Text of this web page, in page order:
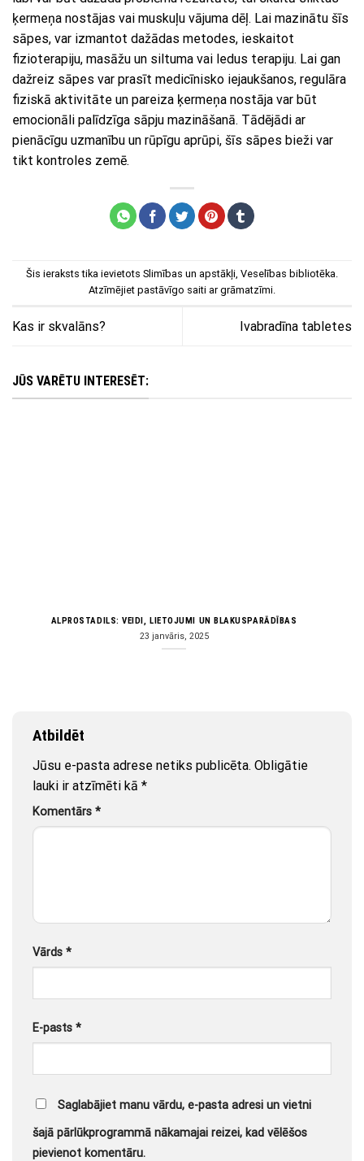
ķermeņa nostājas vai muskuļu vājuma dēļ. Lai mazinātu šīs
sāpes, var izmantot dažādas metodes, ieskaitot
fizioterapiju, masāžu un siltuma vai ledus terapiju. Lai gan
dažreiz sāpes var prasīt medicīnisko iejaukšanos, regulāra
fiziskā aktivitāte un pareiza ķermeņa nostāja var būt
emocionāli palīdzīga sāpju mazināšanā. Tādējādi ar
pienācīgu uzmanību un rūpīgu aprūpi, šīs sāpes bieži var
tikt kontroles zemē.
Šis ieraksts tika ievietots Slimības un apstākļi, Veselības bibliotēka.
Atzīmējiet pastāvīgo saiti ar grāmatzīmi.
Kas ir skvalāns? Ivabradīna tabletes
JŪS VARĒTU INTERESĒT:
ALPROSTADILS: VEIDI, LIETOJUMI UN BLAKUSPARĀDĪBAS
23 janvāris, 2025
Atbildēt
Jūsu e-pasta adrese netiks publicēta. Obligātie
lauki ir atzīmēti kā *
Komentārs *
Vārds *
E-pasts *
Saglabājiet manu vārdu, e-pasta adresi un vietni
šajā pārlūkprogrammā nākamajai reizei, kad vēlēšos
pievienot komentāru.